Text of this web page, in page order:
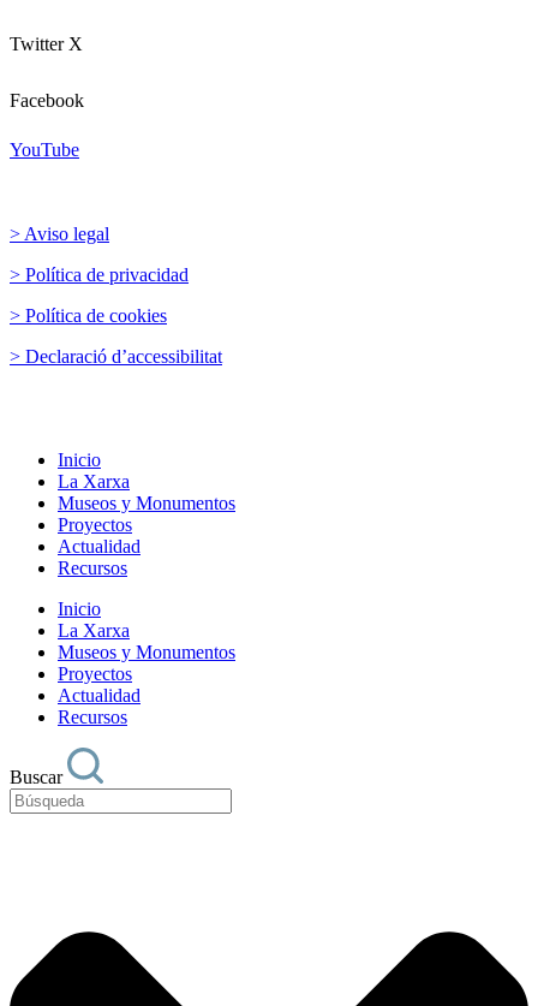
Twitter X
Facebook
YouTube
> Aviso legal
> Política de privacidad
> Política de cookies
> Declaració d’accessibilitat
Inicio
La Xarxa
Museos y Monumentos
Proyectos
Actualidad
Recursos
Inicio
La Xarxa
Museos y Monumentos
Proyectos
Actualidad
Recursos
Buscar